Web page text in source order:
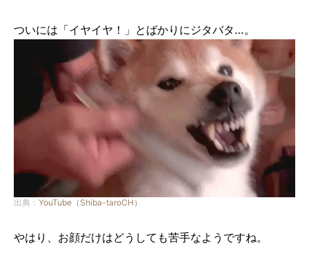
ついには「イヤイヤ！」とばかりにジタバタ…。
出典： YouTube（Shiba-taroCH）
やはり、お顔だけはどうしても苦手なようですね。